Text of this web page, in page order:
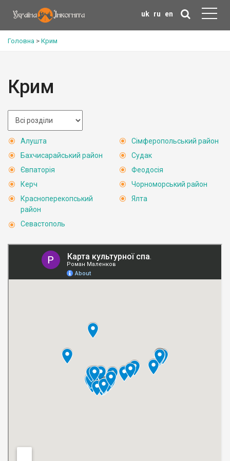
uk ru en
Головна > Крим
Крим
Алушта
Бахчисарайський район
Євпаторія
Керч
Красноперекопський
район
Севастополь
Сімферопольський район
Судак
Феодосія
Чорноморський район
Ялта